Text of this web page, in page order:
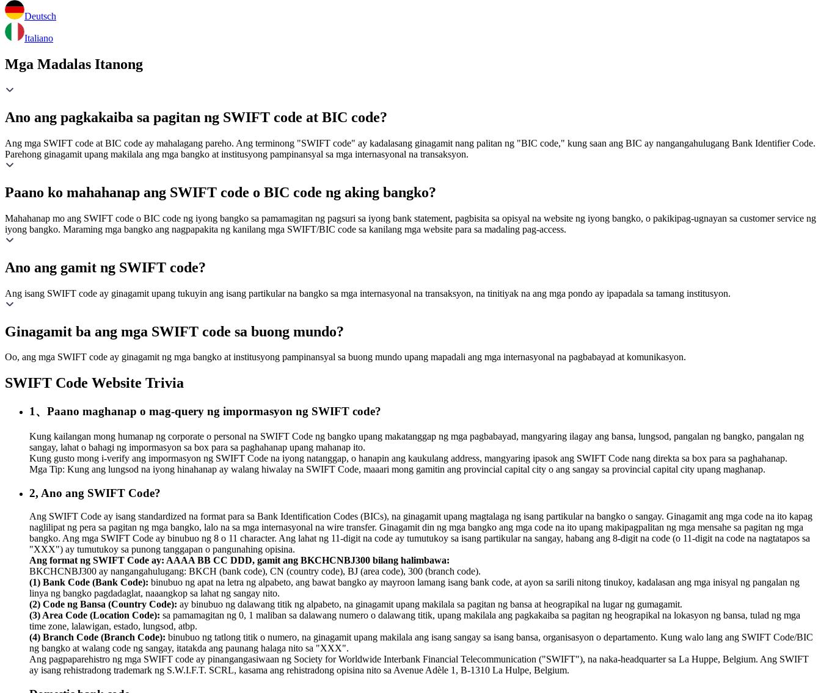
Deutsch
Italiano
Mga Madalas Itanong
Ano ang pagkakaiba sa pagitan ng SWIFT code at BIC code?
Ang mga SWIFT code at BIC code ay mahalagang pareho. Ang terminong "SWIFT code" ay kadalasang ginagamit nang palitan ng "BIC code," kung saan ang BIC ay nangangahulugang Bank Identifier Code.
Parehong ginagamit upang makilala ang mga bangko at institusyong pampinansyal sa mga internasyonal na transaksyon.
Paano ko mahahanap ang SWIFT code o BIC code ng aking bangko?
Mahahanap mo ang SWIFT code o BIC code ng iyong bangko sa pamamagitan ng pagsuri sa iyong bank statement, pagbisita sa opisyal na website ng iyong bangko, o pakikipag-ugnayan sa customer service ng
iyong bangko. Maraming mga bangko ang nagpapakita ng kanilang mga SWIFT/BIC code sa kanilang mga website para sa madaling pag-access.
Ano ang gamit ng SWIFT code?
Ang isang SWIFT code ay ginagamit upang tukuyin ang isang partikular na bangko sa mga internasyonal na transaksyon, na tinitiyak na ang mga pondo ay ipapadala sa tamang institusyon.
Ginagamit ba ang mga SWIFT code sa buong mundo?
Oo, ang mga SWIFT code ay ginagamit ng mga bangko at institusyong pampinansyal sa buong mundo upang mapadali ang mga internasyonal na pagbabayad at komunikasyon.
SWIFT Code Website Trivia
1、Paano maghanap o mag-query ng impormasyon ng SWIFT code?
Kung kailangan mong humanap ng corporate o personal na SWIFT Code ng bangko upang makatanggap ng mga pagbabayad, mangyaring ilagay ang bansa, lungsod, pangalan ng bangko, pangalan ng
sangay, lahat o bahagi ng impormasyon sa box para sa paghahanap upang mahanap ito.
Kung gusto mong i-verify ang impormasyon ng SWIFT Code na iyong natanggap, o hanapin ang kaukulang address, mangyaring ipasok ang SWIFT Code nang direkta sa box para sa paghahanap.
Mga Tip: Kung ang lungsod na iyong hinahanap ay walang hiwalay na SWIFT Code, maaari mong gamitin ang provincial capital city o ang sangay sa provincial capital city upang maghanap.
2, Ano ang SWIFT Code?
Ang SWIFT Code ay isang standardized na format para sa Bank Identification Codes (BICs), na ginagamit upang magtalaga ng isang partikular na bangko o sangay. Ginagamit ang mga code na ito kapag
naglilipat ng pera sa pagitan ng mga bangko, lalo na sa mga internasyonal na wire transfer. Ginagamit din ng mga bangko ang mga code na ito upang makipagpalitan ng mga mensahe sa pagitan ng mga
bangko. Ang mga SWIFT Code ay binubuo ng 8 o 11 character. Ang lahat ng 11-digit na code ay tumutukoy sa isang partikular na sangay, habang ang 8-digit na code (o 11-digit na code na nagtatapos sa
"XXX") ay tumutukoy sa punong tanggapan o pangunahing opisina.
Ang format ng SWIFT Code ay: AAAA BB CC DDD, gamit ang BKCHCNBJ300 bilang halimbawa:
BKCHCNBJ300 ay nangangahulugang: BKCH (bank code), CN (country code), BJ (area code), 300 (branch code).
(1) Bank Code (Bank Code): binubuo ng apat na letra ng alpabeto, ang bawat bangko ay mayroon lamang isang bank code, at ayon sa sarili nitong tinukoy, kadalasan ang mga inisyal ng pangalan ng
linya ng bangko pagdadaglat, naaangkop sa lahat ng sangay nito.
(2) Code ng Bansa (Country Code): ay binubuo ng dalawang titik ng alpabeto, na ginagamit upang makilala sa pagitan ng bansa at heograpikal na lugar ng gumagamit.
(3) Area Code (Location Code): sa pamamagitan ng 0, 1 maliban sa dalawang numero o dalawang titik, upang makilala ang pagkakaiba sa pagitan ng heograpikal na lokasyon ng bansa, tulad ng mga
time zone, lalawigan, estado, lungsod, atbp.
(4) Branch Code (Branch Code): binubuo ng tatlong titik o numero, na ginagamit upang makilala ang isang sangay sa isang bansa, organisasyon o departamento. Kung walo lang ang SWIFT Code/BIC
ng bangko at walang code ng sangay, itatakda ang paunang halaga nito sa "XXX".
Ang pagpaparehistro ng mga SWIFT code ay pinangangasiwaan ng Society for Worldwide Interbank Financial Telecommunication ("SWIFT"), na naka-headquarter sa La Huppe, Belgium. Ang SWIFT
ay isang rehistradong trademark ng S.W.I.F.T. SCRL, kasama ang rehistradong opisina nito sa Avenue Adèle 1, B-1310 La Hulpe, Belgium.